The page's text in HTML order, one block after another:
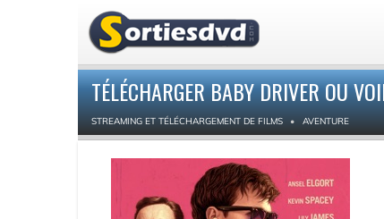
TÉLÉCHARGER BABY DRIVER OU
STREAMING ET TÉLÉCHARGEMENT DE FILMS AVENTURE